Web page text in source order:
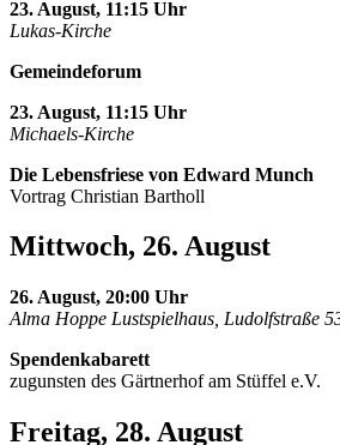
23. August, 11:15 Uhr
Lukas-Kirche
Gemeindeforum
23. August, 11:15 Uhr
Michaels-Kirche
Die Lebensfriese von Edward Munch
Vortrag Christian Bartholl
Mittwoch, 26. August
26. August, 20:00 Uhr
Alma Hoppe Lustspielhaus, Ludolfstraße
Spendenkabarett
zugunsten des Gärtnerhof am Stüffel e.V.
Freitag, 28. August